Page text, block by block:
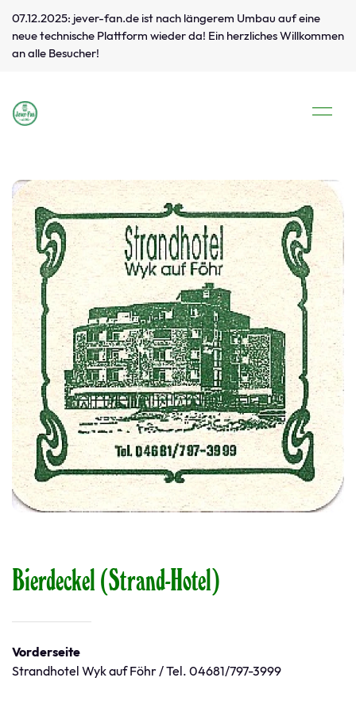
07.12.2025: jever-fan.de ist nach längerem Umbau auf eine
neue technische Plattform wieder da! Ein herzliches Willkommen
an alle Besucher!
Bierdeckel (Strand-Hotel)
Vorderseite
Strandhotel Wyk auf Föhr / Tel. 04681/797-3999